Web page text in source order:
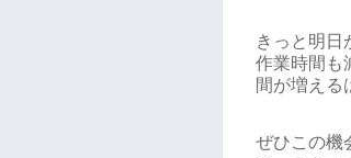
きっと明日
作業時間も
間が増える
ぜひこの機